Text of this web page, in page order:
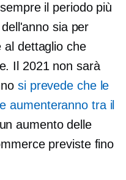
il periodo più
sia per
al dettaglio che
Il 2021 non sarà
si prevede che le
aumenteranno tra il
aumento delle
previste fino